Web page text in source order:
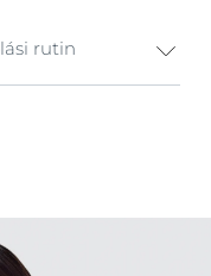
rutin
a thiamidol már
a sötét